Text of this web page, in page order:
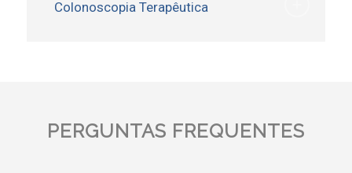
Colonoscopia Terapêutica
PERGUNTAS FREQUENTES